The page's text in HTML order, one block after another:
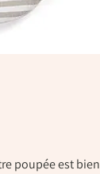
poupée est